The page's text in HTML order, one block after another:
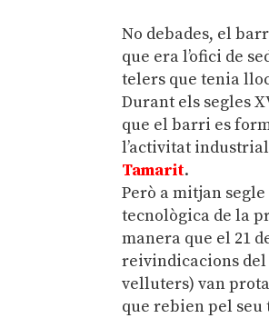
No debades, el
que era l’ofici de
telers que tenia
Durant els segles
que el barri es
l’activitat
Tamarit.
Però a mitjan
tecnològica de la
manera que el 21
reivindicacions del
velluters) van
que rebien pel